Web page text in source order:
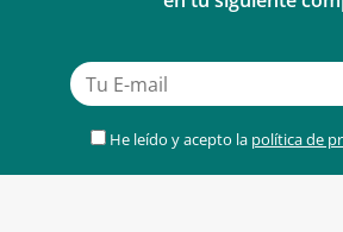
He leído y acepto la política de